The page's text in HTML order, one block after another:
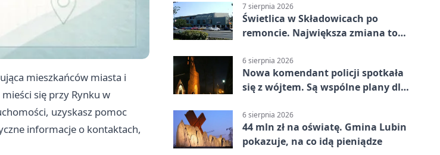
mieszkańców miasta i
się przy Rynku w
uzyskasz pomoc
informacje o kontaktach,
7 sierpnia 2026
Świetlica w Składowicach po
remoncie. Największa zmiana to
6 sierpnia 2026
Nowa komendant policji spotkała
się z wójtem. Są wspólne plany dla
6 sierpnia 2026
44 mln zł na oświatę. Gmina Lubin
pokazuje, na co idą pieniądze